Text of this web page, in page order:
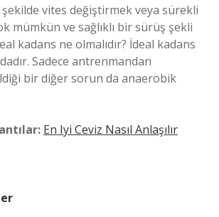
vites değiştirmek veya sürekli
mümkün ve sağlıklı bir sürüş şekli
kadans ne olmalıdır? İdeal kadans
Sadece antrenmandan
bir diğer sorun da anaerobik
En Iyi Ceviz Nasıl Anlaşılır